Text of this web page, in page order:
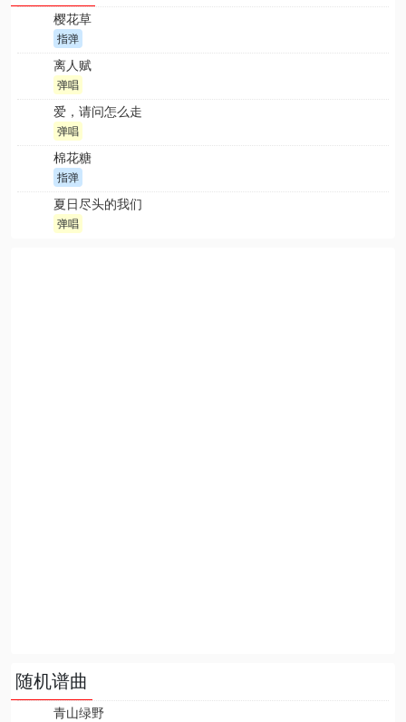
樱花草
指弹
离人赋
弹唱
爱，请问怎么走
弹唱
棉花糖
指弹
夏日尽头的我们
弹唱
随机谱曲
青山绿野